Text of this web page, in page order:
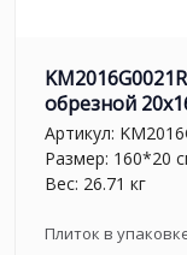
обрезной
Артикул:
Размер: 160*20
Вес: 26.71 кг
Плиток в